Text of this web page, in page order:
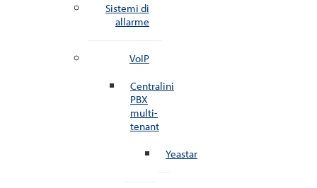
Sistemi di
allarme
VoIP
Centralini
PBX
multi-
tenant
Yeastar